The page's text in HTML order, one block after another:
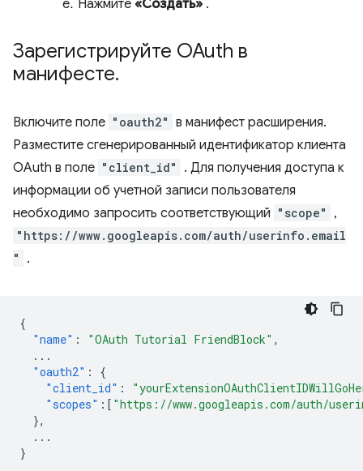
Нажмите «Создать» .
Зарегистрируйте OAuth в
манифесте.
Включите поле "oauth2" в манифест расширения.
Разместите сгенерированный идентификатор клиента
OAuth в поле "client_id"
. Для получения доступа к
информации об учетной записи пользователя
необходимо запросить соответствующий "scope" ,
"https://www.googleapis.com/auth/userinfo.email
"
.
{
"name" : "OAuth Tutorial FriendBlock" ,
...
"oauth2" :
{
"client_id" :
"scopes" :[ "https://www.googleapis.com/auth/
},
...
}